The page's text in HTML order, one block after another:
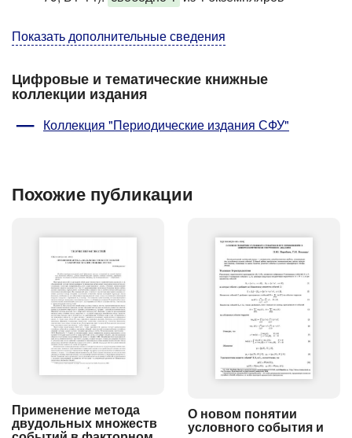
Показать дополнительные сведения
Цифровые и тематические книжные
коллекции издания
Коллекция "Периодические издания СФУ"
Похожие публикации
Применение метода
двудольных множеств
О новом понятии
условного события и